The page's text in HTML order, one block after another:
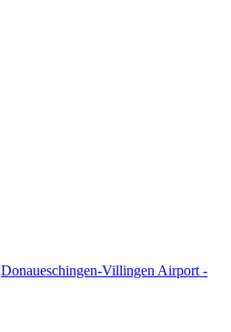
Donaueschingen-Villingen Airport -